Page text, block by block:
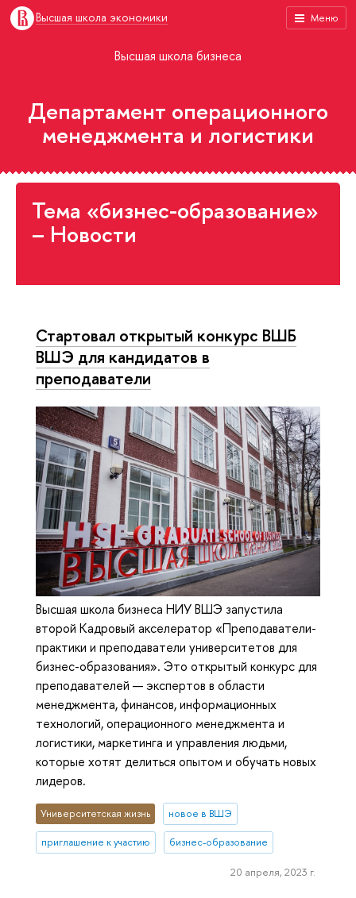
Меню
Высшая школа экономики
Высшая школа бизнеса
Департамент операционного
менеджмента и логистики
Тема «бизнес-образование»
– Новости
Стартовал открытый конкурс ВШБ
ВШЭ для кандидатов в
преподаватели
Высшая школа бизнеса НИУ ВШЭ запустила
второй Кадровый акселератор «Преподаватели-
практики и преподаватели университетов для
бизнес-образования». Это открытый конкурс для
преподавателей — экспертов в области
менеджмента, финансов, информационных
технологий, операционного менеджмента и
логистики, маркетинга и управления людьми,
которые хотят делиться опытом и обучать новых
лидеров.
Университетская жизнь новое в ВШЭ
приглашение к участию бизнес-образование
20 апреля, 2023 г.